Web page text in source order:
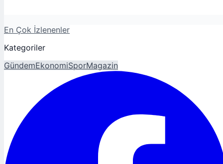
En Çok İzlenenler
Kategoriler
GündemEkonomiSporMagazin